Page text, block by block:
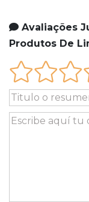
Avaliações
Produtos De